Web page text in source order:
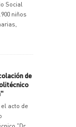
Social
niños
de
acto de